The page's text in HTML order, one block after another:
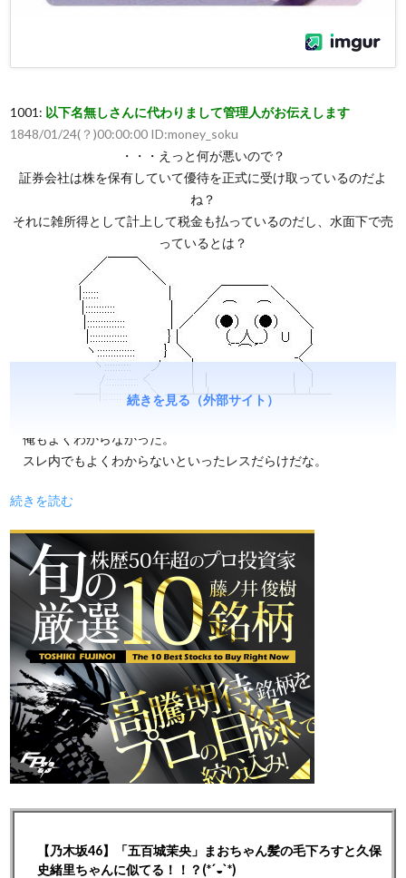
1001: 以下名無しさんに代わりまして管理人がお伝えします
1848/01/24(？)00:00:00 ID:money_soku
・・・えっと何が悪いので？
証券会社は株を保有していて優待を正式に受け取っているのだよ
ね？
それに雑所得として計上して税金も払っているのだし、水面下で売
っているとは？
俺もよくわからなかった。
スレ内でもよくわからないといったレスだらけだな。
続きを読む
続きを見る（外部サイト）
【乃木坂46】「五百城茉央」まおちゃん髪の毛下ろすと久保
史緒里ちゃんに似てる！！？(*´◒`*)